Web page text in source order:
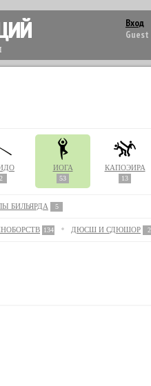
Вход
Guest
2
ЙОГА
53
КАПОЭЙРА
13
БИЛЬЯРДА 5
134 ДЮСШ И СДЮШОР 2